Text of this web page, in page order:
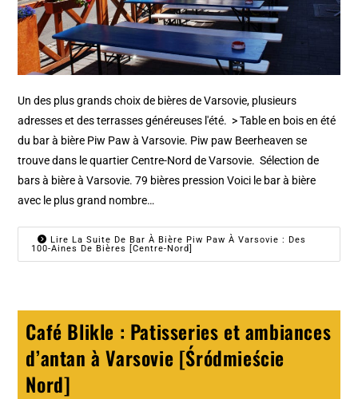
Un des plus grands choix de bières de Varsovie, plusieurs
adresses et des terrasses généreuses l'été. > Table en bois en été
du bar à bière Piw Paw à Varsovie. Piw paw Beerheaven se
trouve dans le quartier Centre-Nord de Varsovie. Sélection de
bars à bière à Varsovie. 79 bières pression Voici le bar à bière
avec le plus grand nombre…
Lire La Suite De Bar À Bière Piw Paw À Varsovie : Des
100-Aines De Bières [Centre-Nord]
Café Blikle : Patisseries et ambiances
d’antan à Varsovie [Śródmieście
Nord]